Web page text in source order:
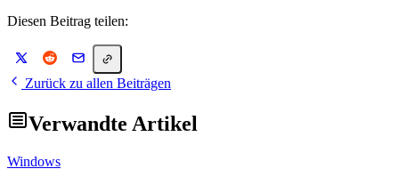
Diesen Beitrag teilen:
Zurück zu allen Beiträgen
Verwandte Artikel
Windows